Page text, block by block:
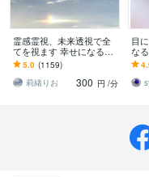
霊感霊視、未来透視で全
てを視ます 幸せになる方
法は必ずあります。
5.0 (1159)
莉緒りお
300 円 /分
目
な
視
仕